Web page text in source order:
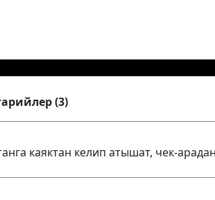
(3)
каяктан келип атышат, чек-